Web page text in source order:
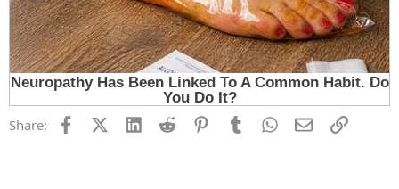
Share: FacebookX (Twitter)
LinkedInReddit PinterestTumblrWhatsApp
EmailLink